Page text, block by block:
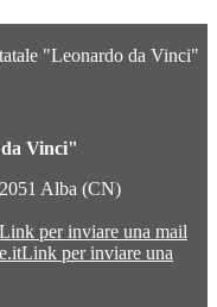
"Leonardo da Vinci"
Vinci"
Alba (CN)
Link per inviare una mail
Link per inviare una